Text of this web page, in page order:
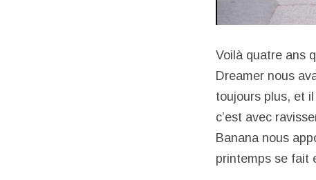
Voilà quatre ans
Dreamer nous
toujours plus, et
c’est avec
Banana nous
printemps se fait